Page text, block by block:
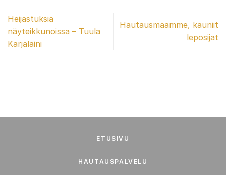
Heijastuksia
näyteikkunoissa – Tuula
Karjalaini
Hautausmaamme, kauniit
leposijat
ETUSIVU
HAUTAUSPALVELU